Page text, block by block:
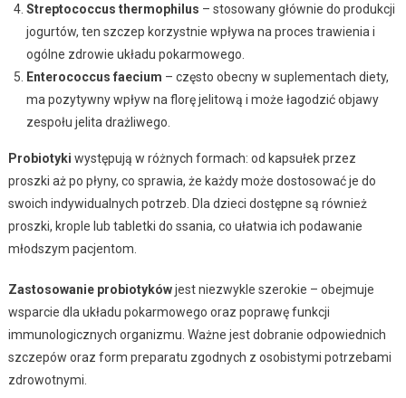
Streptococcus thermophilus – stosowany głównie do produkcji
jogurtów, ten szczep korzystnie wpływa na proces trawienia i
ogólne zdrowie układu pokarmowego.
Enterococcus faecium – często obecny w suplementach diety,
ma pozytywny wpływ na florę jelitową i może łagodzić objawy
zespołu jelita drażliwego.
Probiotyki występują w różnych formach: od kapsułek przez
proszki aż po płyny, co sprawia, że każdy może dostosować je do
swoich indywidualnych potrzeb. Dla dzieci dostępne są również
proszki, krople lub tabletki do ssania, co ułatwia ich podawanie
młodszym pacjentom.
Zastosowanie probiotykówjest niezwykle szerokie – obejmuje
wsparcie dla układu pokarmowego oraz poprawę funkcji
immunologicznych organizmu. Ważne jest dobranie odpowiednich
szczepów oraz form preparatu zgodnych z osobistymi potrzebami
zdrowotnymi.